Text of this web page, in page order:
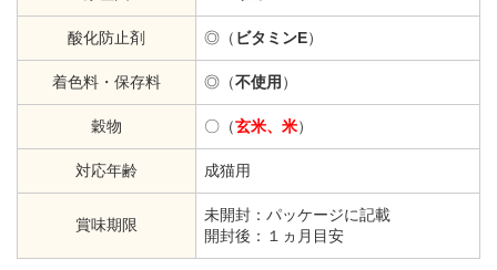
酸化防止剤 ◎（ ビタミンE）
着色料・保存料 ◎（不使用 ）
穀物 〇（玄米、米）
対応年齢 成猫用
賞味期限
未開封：パッケージに記載
開封後：１ヵ月目安